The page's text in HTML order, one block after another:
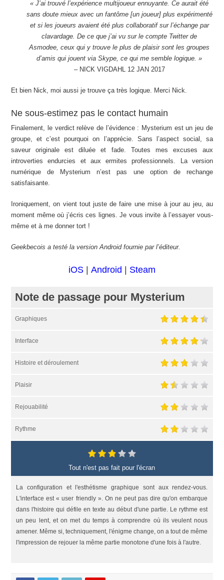
« J’ai trouvé l’expérience multijoueur ennuyante. Ce aurait été
sans doute mieux avec un fantôme [un joueur] plus expérimenté
et si les joueurs avaient été plus collaboratif sur l’échange par
clavardage. De ce que j’ai vu sur le compte Twitter de
Asmodee, ceux qui y trouve le plus de plaisir sont les groupes
d’amis qui jouent via Skype, ce qui me semble logique. »
– NICK VIGDAHL 12 JAN 2017
Et bien Nick, moi aussi je trouve ça très logique. Merci Nick.
Ne sous-estimez pas le contact humain
Finalement, le verdict relève de l’évidence : Mysterium est un jeu de
groupe, et c’est pourquoi on l’apprécie. Sans l’aspect social, sa
saveur originale est diluée et fade. Toutes mes excuses aux
introverties endurcies et aux ermites professionnels. La version
numérique de Mysterium n’est pas une option de rechange
satisfaisante.
Ironiquement, on vient tout juste de faire une mise à jour au jeu, au
moment même où j’écris ces lignes. Je vous invite à l’essayer vous-
même et à me donner tort !
Geekbecois a testé la version Android fournie par l’éditeur.
iOS| Android | Steam
Note de passage pour Mysterium
Graphiques
Interface
Histoire et déroulement
Plaisir
Rejouabilité
Rythme
Tout n'est pas fait pour l'écran
La configuration et l'esthétisme graphique sont aux rendez-vous.
L'interface est « user friendly ». On ne peut pas dire qu'on embarque
dans l'histoire qui défile en texte au début d'une partie. Le rythme est
un peu lent, et on met du temps à comprendre où ils veulent nous
amener. Même si, techniquement, l'énigme change, on a tout de même
l'impression de rejouer la même partie monotone d'une fois à l'autre.